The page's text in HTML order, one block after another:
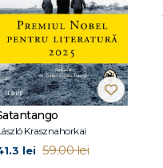
articole în ziare
New York Timesși
săuHuriilea primit
Krasznahorkai
lei 59.00 lei